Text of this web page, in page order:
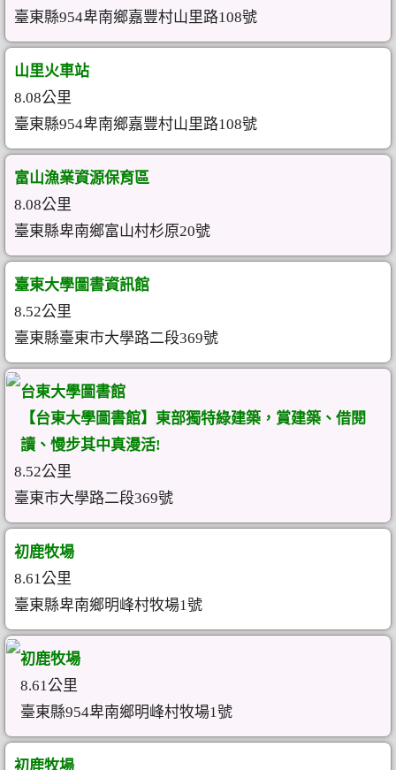
臺東縣954卑南鄉嘉豐村山里路108號
山里火車站
8.08公里
臺東縣954卑南鄉嘉豐村山里路108號
富山漁業資源保育區
8.08公里
臺東縣卑南鄉富山村杉原20號
臺東大學圖書資訊館
8.52公里
臺東縣臺東市大學路二段369號
台東大學圖書館
【台東大學圖書館】東部獨特綠建築，賞建築、借閱
讀、慢步其中真漫活!
8.52公里
臺東市大學路二段369號
初鹿牧場
8.61公里
臺東縣卑南鄉明峰村牧場1號
初鹿牧場
8.61公里
臺東縣954卑南鄉明峰村牧場1號
初鹿牧場